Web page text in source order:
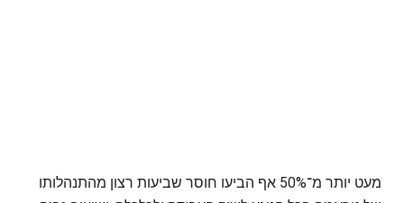
מעט יותר מ־50% אף הביעו חוסר שביעות רצון מהתנהלותו